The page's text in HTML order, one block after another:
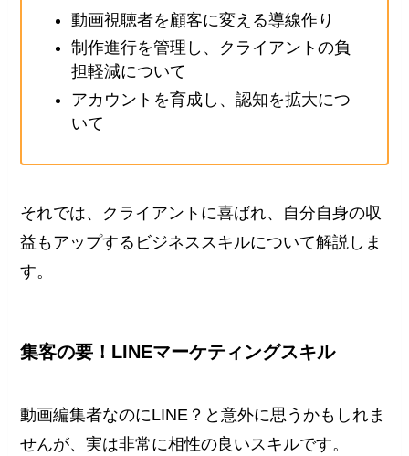
動画視聴者を顧客に変える導線作り
制作進行を管理し、クライアントの負
担軽減について
アカウントを育成し、認知を拡大につ
いて
それでは、クライアントに喜ばれ、自分自身の収
益もアップするビジネススキルについて解説しま
す。
集客の要！LINEマーケティングスキル
動画編集者なのにLINE？と意外に思うかもしれま
せんが、実は非常に相性の良いスキルです。